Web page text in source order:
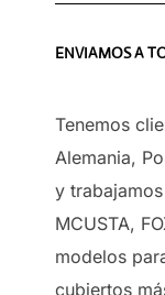
ENVIAMOS A
Tenemos
Alemania,
y
MCUSTA,
modelos
cubiertos